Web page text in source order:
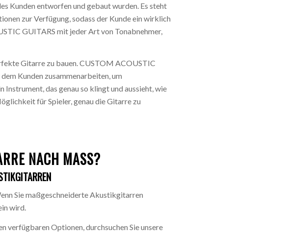
Kunden entworfen und gebaut wurden. Es steht
zur Verfügung, sodass der Kunde ein wirklich
GUITARS mit jeder Art von Tonabnehmer,
Gitarre zu bauen. CUSTOM ACOUSTIC
Kunden zusammenarbeiten, um
das genau so klingt und aussieht, wie
für Spieler, genau die Gitarre zu
NACH MASS?
Sie maßgeschneiderte Akustikgitarren
wird.
Optionen, durchsuchen Sie unsere